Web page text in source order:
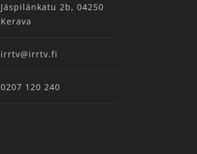
Jäspilänkatu 2b, 04250
Kerava
irrtv@irrtv.fi
0207 120 240